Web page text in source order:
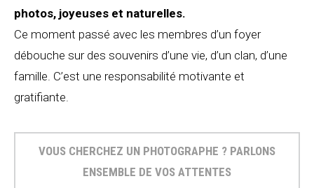
photos, joyeuses et naturelles.
Ce moment passé avec les membres d’un foyer
débouche sur des souvenirs d’une vie, d’un clan, d’une
famille. C’est une responsabilité motivante et
gratifiante.
VOUS CHERCHEZ UN PHOTOGRAPHE ? PARLONS
ENSEMBLE DE VOS ATTENTES